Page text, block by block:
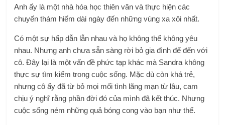
Anh ấy là một nhà hóa học thiên văn và thực hiện các
chuyến thám hiểm dài ngày đến những vùng xa xôi nhất.
Có một sự hấp dẫn lẫn nhau và họ không thể không yêu
nhau. Nhưng anh chưa sẵn sàng rời bỏ gia đình để đến với
cô. Đây lại là một vấn đề phức tạp khác mà Sandra không
thực sự tìm kiếm trong cuộc sống. Mặc dù còn khá trẻ,
nhưng cô ấy đã từ bỏ mọi mối tình lãng mạn từ lâu, cam
chịu ý nghĩ rằng phần đời đó của mình đã kết thúc. Nhưng
cuộc sống ném những quả bóng cong vào bạn như thế.